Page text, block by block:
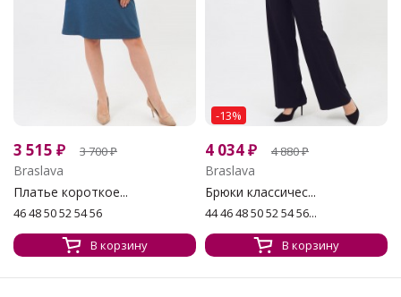
3 515 ₽ 3 700₽
Braslava
Платье короткое...
46 48 50 52 54 56
В корзину
-13%
4 034₽ 4 880₽
Braslava
Брюки классичес...
44 46 48 50 52 54 56...
В корзину